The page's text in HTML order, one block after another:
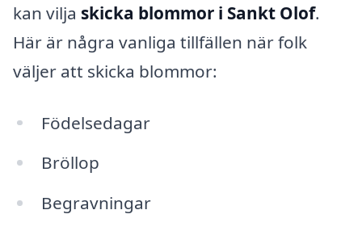
kan vilja skicka blommor i Sankt Olof.
Här är några vanliga tillfällen när folk
väljer att skicka blommor:
Födelsedagar
Bröllop
Begravningar